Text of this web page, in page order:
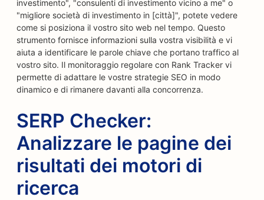
investimento", "consulenti di investimento vicino a me" o
"migliore società di investimento in [città]", potete vedere
come si posiziona il vostro sito web nel tempo. Questo
strumento fornisce informazioni sulla vostra visibilità e vi
aiuta a identificare le parole chiave che portano traffico al
vostro sito. Il monitoraggio regolare con Rank Tracker vi
permette di adattare le vostre strategie SEO in modo
dinamico e di rimanere davanti alla concorrenza.
SERP Checker:
Analizzare le pagine dei
risultati dei motori di
ricerca